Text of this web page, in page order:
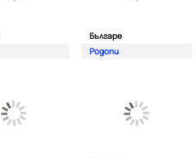
Българе
Родопи